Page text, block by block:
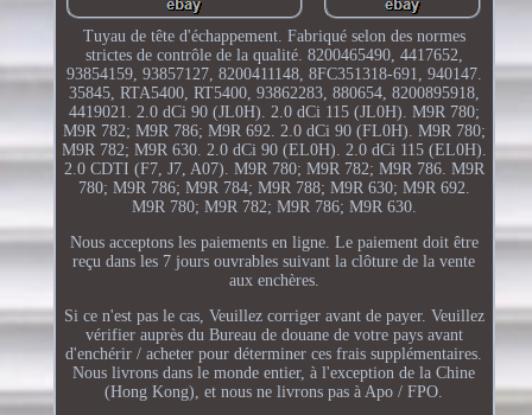
Tuyau de tête d'échappement. Fabriqué selon des normes
strictes de contrôle de la qualité. 8200465490, 4417652,
93854159, 93857127, 8200411148, 8FC351318-691, 940147.
35845, RTA5400, RT5400, 93862283, 880654, 8200895918,
4419021. 2.0 dCi 90 (JL0H). 2.0 dCi 115 (JL0H). M9R 780;
M9R 782; M9R 786; M9R 692. 2.0 dCi 90 (FL0H). M9R 780;
M9R 782; M9R 630. 2.0 dCi 90 (EL0H). 2.0 dCi 115 (EL0H).
2.0 CDTI (F7, J7, A07). M9R 780; M9R 782; M9R 786. M9R
780; M9R 786; M9R 784; M9R 788; M9R 630; M9R 692.
M9R 780; M9R 782; M9R 786; M9R 630.
Nous acceptons les paiements en ligne. Le paiement doit être
reçu dans les 7 jours ouvrables suivant la clôture de la vente
aux enchères.
Si ce n'est pas le cas, Veuillez corriger avant de payer. Veuillez
vérifier auprès du Bureau de douane de votre pays avant
d'enchérir / acheter pour déterminer ces frais supplémentaires.
Nous livrons dans le monde entier, à l'exception de la Chine
(Hong Kong), et nous ne livrons pas à Apo / FPO.